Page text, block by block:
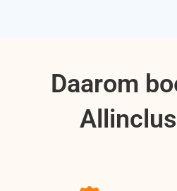
Daarom